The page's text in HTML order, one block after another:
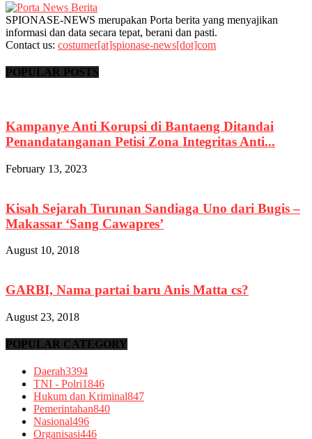
SPIONASE-NEWS merupakan Porta berita yang menyajikan
informasi dan data secara tepat, berani dan pasti.
Contact us: costumer[at]spionase-news[dot]com
POPULAR POSTS
Kampanye Anti Korupsi di Bantaeng Ditandai
Penandatanganan Petisi Zona Integritas Anti...
February 13, 2023
Kisah Sejarah Turunan Sandiaga Uno dari Bugis –
Makassar ‘Sang Cawapres’
August 10, 2018
GARBI, Nama partai baru Anis Matta cs?
August 23, 2018
POPULAR CATEGORY
Daerah3394
TNI - Polri1846
Hukum dan Kriminal847
Pemerintahan840
Nasional496
Organisasi446